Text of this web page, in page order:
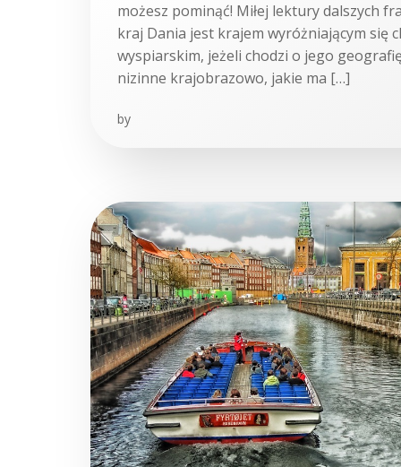
możesz pominąć! Miłej lektury dalszych
kraj Dania jest krajem wyróżniającym się
wyspiarskim, jeżeli chodzi o jego
nizinne krajobrazowo, jakie ma […]
by